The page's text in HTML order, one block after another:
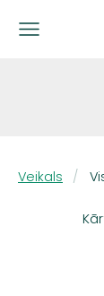
Veikals